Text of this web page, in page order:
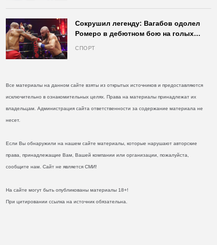
Сокрушил легенду: Вагабов одолел
Ромеро в дебютном бою на голых
СПОРТ
Все материалы на данном сайте взяты из открытых источников и предоставляются
исключительно в ознакомительных целях. Права на материалы принадлежат их
владельцам. Администрация сайта ответственности за содержание материала не
несет.
Если Вы обнаружили на нашем сайте материалы, которые нарушают авторские
права, принадлежащие Вам, Вашей компании или организации, пожалуйста,
сообщите нам. Сайт не является СМИ!
На сайте могут быть опубликованы материалы 18+!
При цитировании ссылка на источник обязательна.